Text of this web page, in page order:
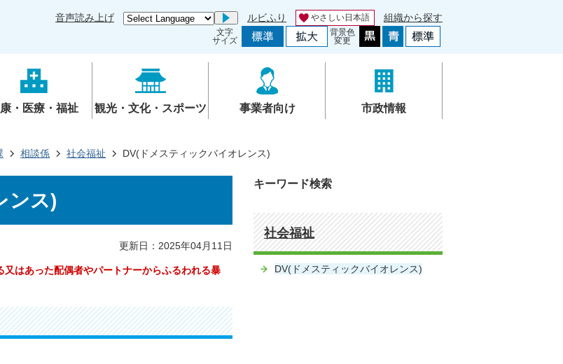
音声読み上げ Go ルビふり やさしい日本語 組織から探す
文字
サイズ
背景色
変更
・医療・福祉 観光・文化・スポーツ 事業者向け 市政情報
相談係 社会福祉 DV(ドメスティックバイオレンス)
ンス)
更新日：2025年04月11日
はあった配偶者やパートナーからふるわれる暴
キーワード検索
社会福祉
DV(ドメスティックバイオレンス)